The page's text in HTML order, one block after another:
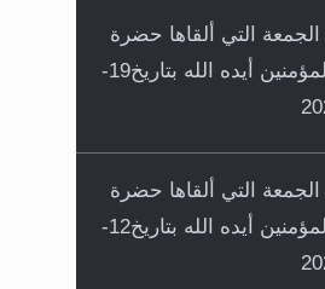
التي ألقاها حضرة
أمير المؤمنين أيده الله بتاريخ19-
التي ألقاها حضرة
أمير المؤمنين أيده الله بتاريخ12-